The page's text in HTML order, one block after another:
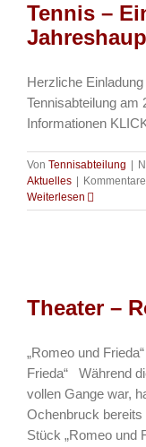
Tennis –
Herzliche
Tennisabteilung am
Informationen
Von Tennisabteilung
Aktuelles
Weiterlesen
Theater –
„Romeo und
Frieda“ Während
vollen Gange war,
Ochenbruck bereits
Stück „Romeo und